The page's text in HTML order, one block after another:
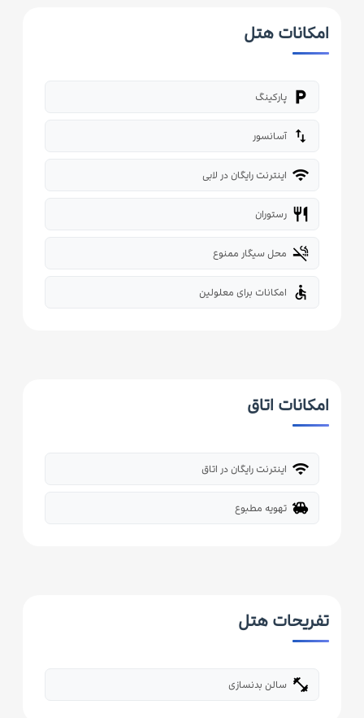
امکانات هتل
local_parking پارکینگ
import_export آسانسور
wifi اینترنت رایگان در لابی
restaurant رستوران
smoke_free محل سیگار ممنوع
accessible امکانات برای معلولین
امکانات اتاق
wifi اینترنت رایگان در اتاق
toys تهویه مطبوع
تفریحات هتل
fitness_center سالن بدنسازی